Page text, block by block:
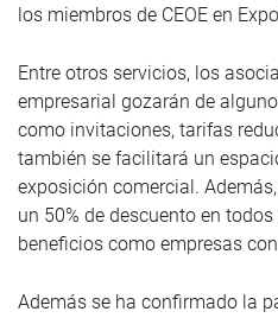
los miembros de CEOE en
Entre otros servicios, los
empresarial gozarán de
como invitaciones, tarifas
también se facilitará un
exposición comercial.
un 50% de descuento en
beneficios como empresas
Además se ha confirmado la